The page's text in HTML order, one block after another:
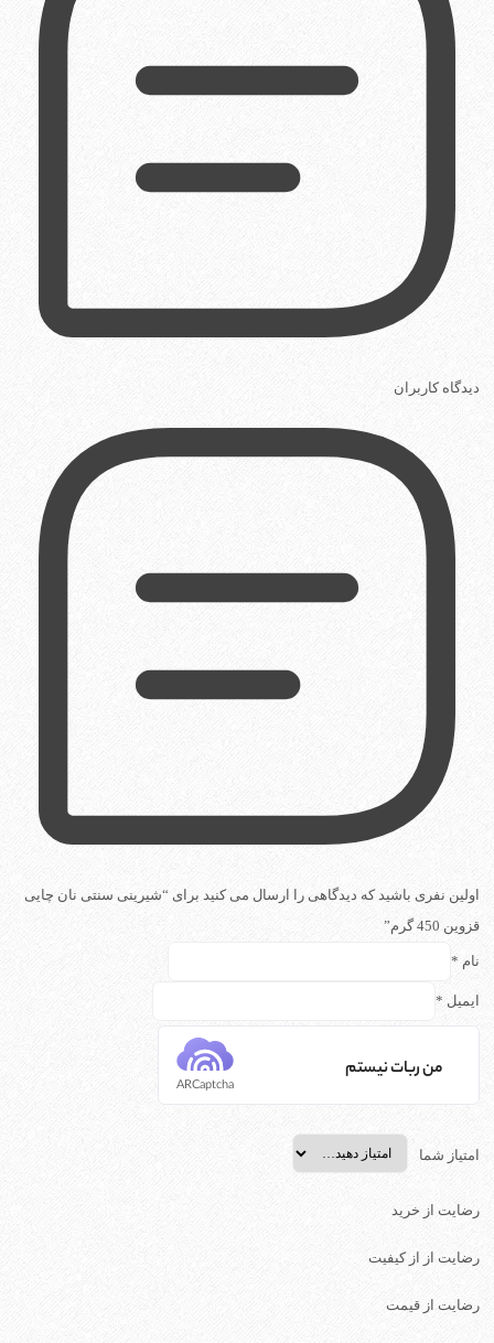
دیدگاه کاربران
اولین نفری باشید که دیدگاهی را ارسال می کنید برای “شیرینی سنتی نان چایی
قزوین 450 گرم”
نام *
ایمیل *
من ربات نیستم
ARCaptcha
امتیاز شما
رضایت از خرید
رضایت از از کیفیت
رضایت از قیمت